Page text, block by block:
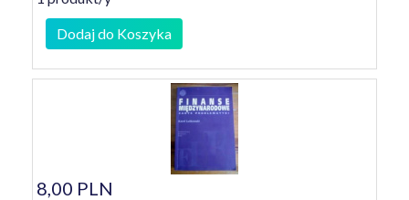
Dodaj do Koszyka
8,00 PLN